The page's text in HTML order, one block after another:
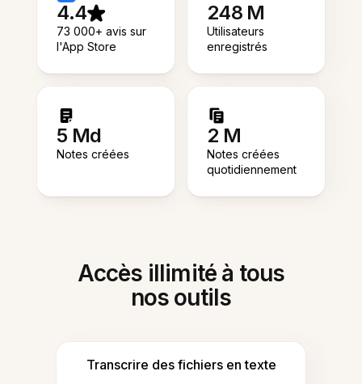
4.4
73 000+ avis sur
l'App Store
248 M
Utilisateurs
enregistrés
5 Md
Notes créées
2 M
Notes créées
quotidiennement
Accès illimité à tous
nos outils
Transcrire des fichiers en texte